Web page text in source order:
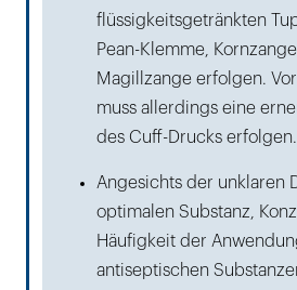
flüssigkeitsgetränkten
Pean-Klemme,
Magillzange erfolgen.
muss allerdings eine
des Cuff-Drucks erfolgen.
Angesichts der unklaren
optimalen Substanz,
Häufigkeit der
antiseptischen